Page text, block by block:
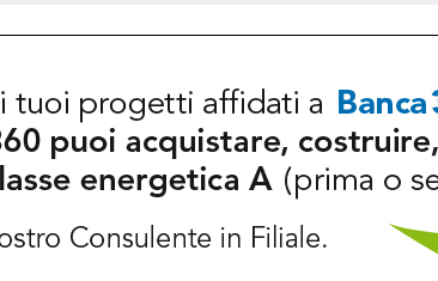
È NONA AI MONDIALI UNDER 20 DI EUGENE
AUTOSTRADE: IN MOLTI HANNO DECISO DI ANTICIPARE LA PARTENZA